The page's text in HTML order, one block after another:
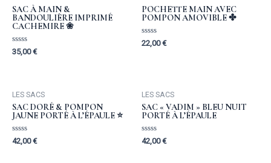
SAC À MAIN &
BANDOULIÈRE IMPRIMÉ
CACHEMIRE ❀
Rated
35,00€
POCHETTE MAIN AVEC
POMPON AMOVIBLE ✤
Rated
22,00€
LES SACS
SAC DORÉ & POMPON
JAUNE PORTÉ À L’ÉPAULE ⭐️
Rated
42,00€
LES SACS
SAC « VADIM » BLEU NUIT
PORTÉ À L’ÉPAULE
Rated
42,00€